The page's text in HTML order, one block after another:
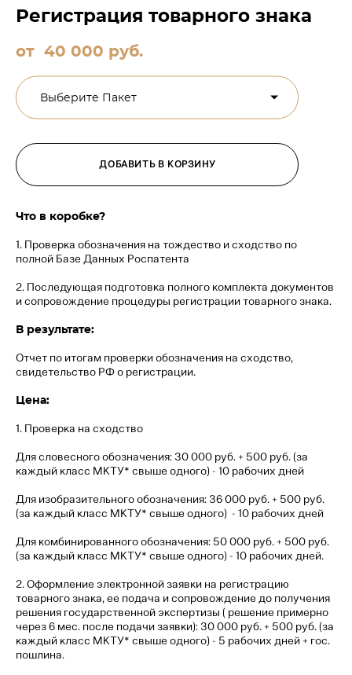
Регистрация товарного знака
от 40 000 pуб.
Выберите Пакет
ДОБАВИТЬ В КОРЗИНУ
Что в коробке?
1. Проверка обозначения на тождество и сходство по
полной Базе Данных Роспатента
2. Последующая подготовка полного комплекта документов
и сопровождение процедуры регистрации товарного знака.
В результате:
Отчет по итогам проверки обозначения на сходство,
свидетельство РФ о регистрации.
Цена:
1. Проверка на сходство
Для словесного обозначения: 30 000 руб. + 500 руб. (за
каждый класс МКТУ* свыше одного) - 10 рабочих дней
Для изобразительного обозначения: 36 000 руб. + 500 руб.
(за каждый класс МКТУ* свыше одного) - 10 рабочих дней
Для комбинированного обозначения: 50 000 руб. + 500 руб.
(за каждый класс МКТУ* свыше одного) - 10 рабочих дней.
2. Оформление электронной заявки на регистрацию
товарного знака, ее подача и сопровождение до получения
решения государственной экспертизы ( решение примерно
через 6 мес. после подачи заявки): 30 000 руб. + 500 руб. (за
каждый класс МКТУ* свыше одного) - 5 рабочих дней + гос.
пошлина.